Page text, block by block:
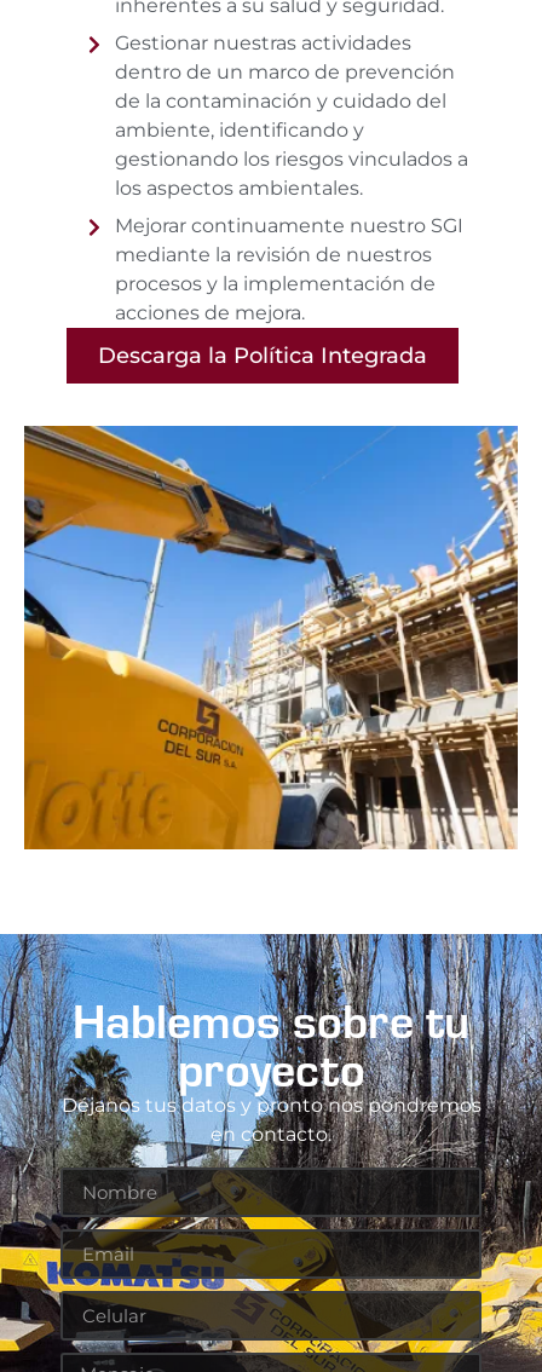
inherentes a su salud y seguridad.
Gestionar nuestras actividades
dentro de un marco de prevención
de la contaminación y cuidado del
ambiente, identificando y
gestionando los riesgos vinculados a
los aspectos ambientales.
Mejorar continuamente nuestro SGI
mediante la revisión de nuestros
procesos y la implementación de
acciones de mejora.
Descarga la Política Integrada
Hablemos sobre tu
proyecto
Déjanos tus datos y pronto nos pondremos
en contacto.